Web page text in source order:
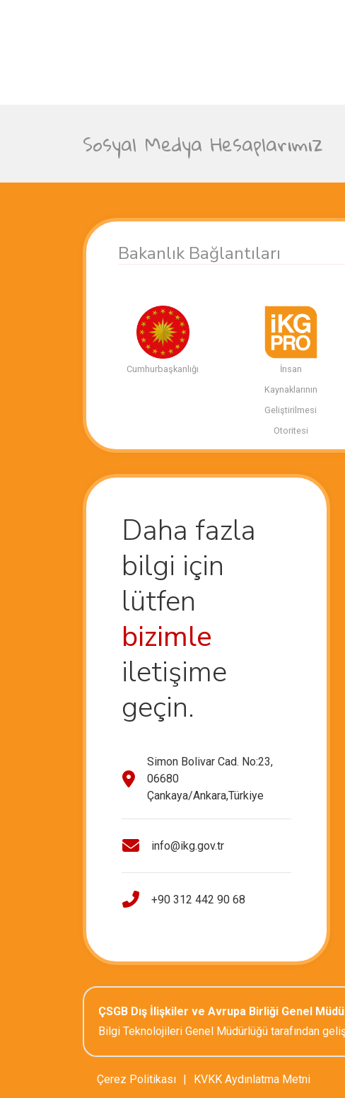
Sosyal Medya Hesaplarımız
Bakanlık Bağlantıları
Cumhurbaşkanlığı
İnsan
Kaynaklarının
Geliştirilmesi
Otoritesi
Daha fazla
bilgi için
lütfen
bizimle
iletişime
geçin.
Simon Bolivar Cad. No:23,
06680
Çankaya/Ankara,Türkiye
info@ikg.gov.tr
+90 312 442 90 68
ÇSGB Dış İlişkiler ve Avrupa Birliği Genel
Bilgi Teknolojileri Genel Müdürlüğü tarafından
Çerez Politikası KVKK Aydınlatma Metni